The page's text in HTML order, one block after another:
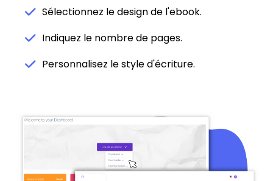
Sélectionnez le design de l'ebook.
Indiquez le nombre de pages.
Personnalisez le style d'écriture.